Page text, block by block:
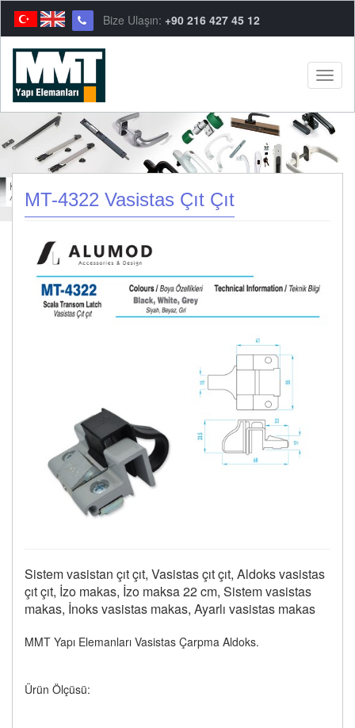
Bize Ulaşın: +90 216 427 45 12
Menu
MT-4322 Vasistas Çıt Çıt
Sistem vasistan çıt çıt, Vasistas çıt çıt, Aldoks vasistas
çıt çıt, İzo makas, İzo maksa 22 cm, Sistem vasistas
makas, İnoks vasistas makas, Ayarlı vasistas makas
MMT Yapı Elemanları Vasistas Çarpma Aldoks.
Ürün Ölçüsü: